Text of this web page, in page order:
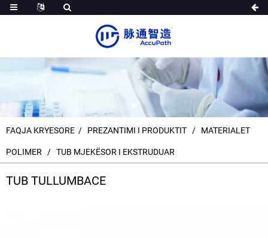
FAQJA KRYESORE PREZANTIMI I PRODUKTIT MATERIALET
POLIMER TUB MJEKËSOR I EKSTRUDUAR
TUB TULLUMBACE